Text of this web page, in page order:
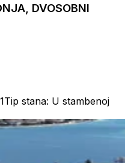
DVOSOBNI
Tip stana: U stambenoj